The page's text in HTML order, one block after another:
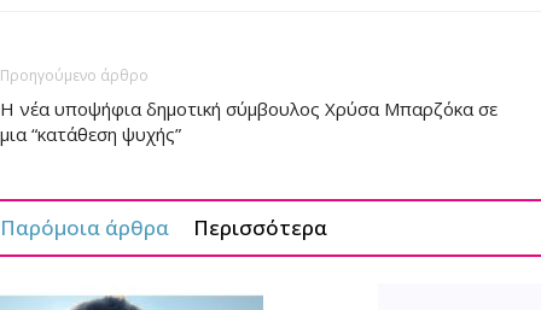
Προηγούμενο άρθρο
Η νέα υποψήφια δημοτική σύμβουλος Χρύσα Μπαρζόκα σε
μια “κατάθεση ψυχής”
Παρόμοια άρθρα Περισσότερα